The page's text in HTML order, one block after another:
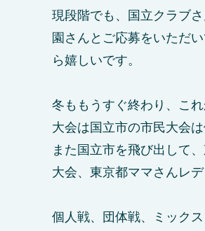
現段階でも、国立クラブ
園さんとご応募をいただ
ら嬉しいです。
冬ももうすぐ終わり、こ
大会は国立市の市民大会
また国立市を飛び出して
大会、東京都ママさんレ
個人戦、団体戦、ミック